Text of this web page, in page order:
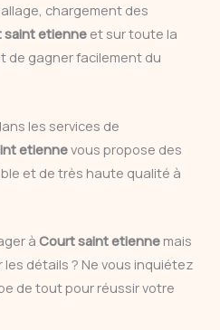
chargement des
saint etienne et sur toute la
de gagner facilement du
les services de
etiennevous propose des
et de très haute qualité à
à Court saint etienne mais
les détails ? Ne vous inquiétez
de tout pour réussir votre